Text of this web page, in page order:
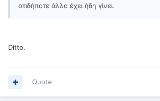
οτιδήποτε άλλο έχει ήδη γίνει.
Ditto.
Quote